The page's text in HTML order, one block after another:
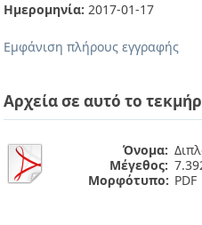
Ημερομηνία: 2017-01-17
Εμφάνιση πλήρους εγγραφής
Αρχεία σε αυτό το
Όνομα:
Μέγεθος:
Μορφότυπο: PDF